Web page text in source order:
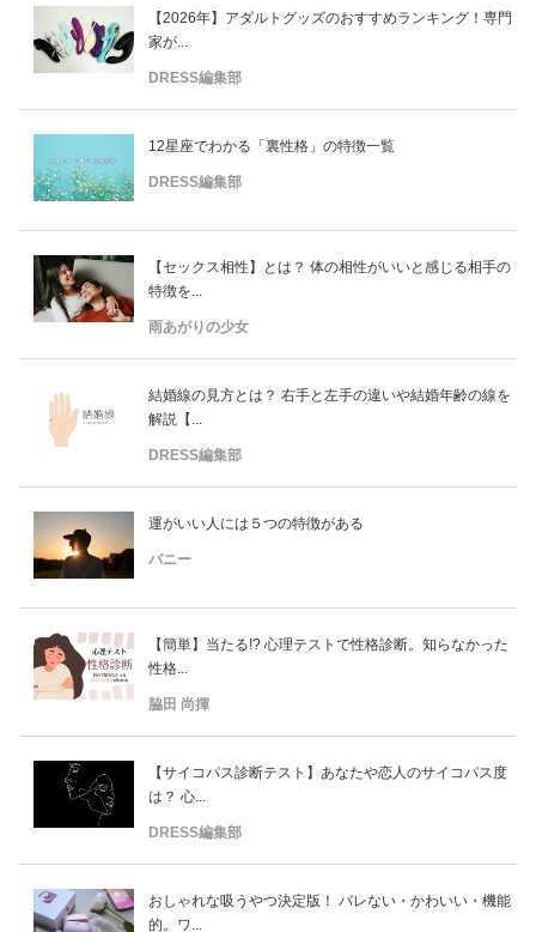
【2026年】アダルトグッズのおすすめランキング！専門
家が...
DRESS編集部
12星座でわかる「裏性格」の特徴一覧
DRESS編集部
【セックス相性】とは？ 体の相性がいいと感じる相手の
特徴を...
雨あがりの少女
結婚線の見方とは？ 右手と左手の違いや結婚年齢の線を
解説【...
DRESS編集部
運がいい人には５つの特徴がある
バニー
【簡単】当たる!? 心理テストで性格診断。知らなかった
性格...
脇田 尚揮
【サイコパス診断テスト】あなたや恋人のサイコパス度
は？ 心...
DRESS編集部
おしゃれな吸うやつ決定版！ バレない・かわいい・機能
的。ワ...